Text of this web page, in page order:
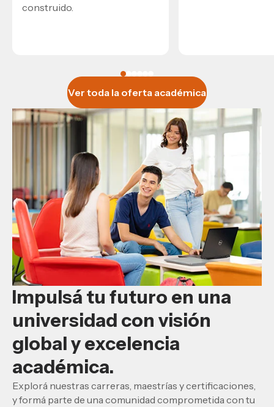
construido.
Ver toda la oferta académica
Impulsá tu futuro en una
universidad con visión
global y excelencia
académica.
Explorá nuestras carreras, maestrías y certificaciones,
y formá parte de una comunidad comprometida con tu